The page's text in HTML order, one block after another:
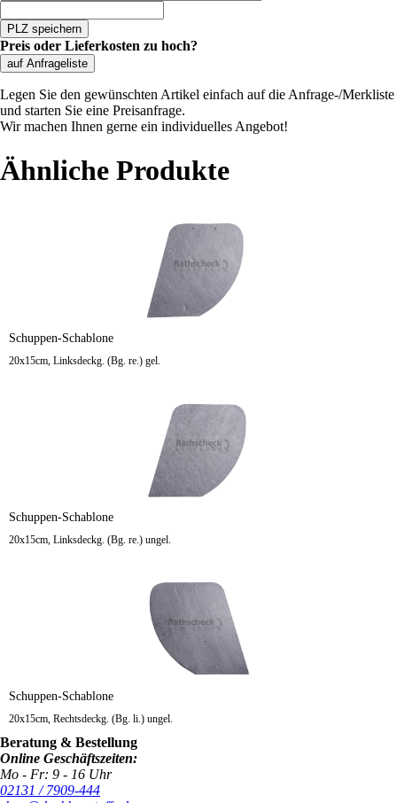
PLZ speichern
Preis oder Lieferkosten zu hoch?
auf Anfrageliste
Legen Sie den gewünschten Artikel einfach auf die Anfrage-/Merkliste
und starten Sie eine Preisanfrage.
Wir machen Ihnen gerne ein individuelles Angebot!
Ähnliche Produkte
Schuppen-Schablone
20x15cm, Linksdeckg. (Bg. re.) gel.
Schuppen-Schablone
20x15cm, Linksdeckg. (Bg. re.) ungel.
Schuppen-Schablone
20x15cm, Rechtsdeckg. (Bg. li.) ungel.
Beratung & Bestellung
Online Geschäftszeiten:
Mo - Fr: 9 - 16 Uhr
02131 / 7909-444